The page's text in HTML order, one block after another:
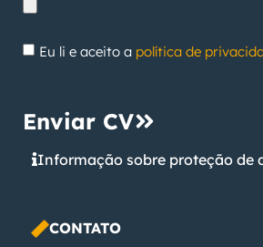
Eu li e aceito a política de
Enviar CV
Informação sobre proteção de
CONTATO